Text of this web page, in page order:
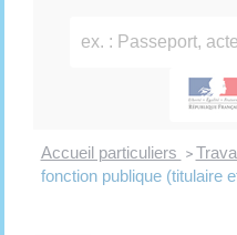
Accueil particuliers >
fonction publique (titulaire